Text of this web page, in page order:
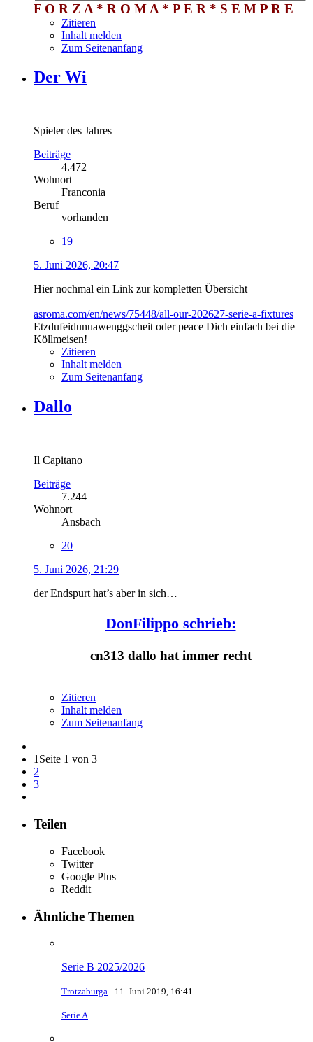
F O R Z A * R O M A * P E R * S E M P R E
Zitieren
Inhalt melden
Zum Seitenanfang
Der Wi
Spieler des Jahres
Beiträge
4.472
Wohnort
Franconia
Beruf
vorhanden
19
5. Juni 2026, 20:47
Hier nochmal ein Link zur kompletten Übersicht
asroma.com/en/news/75448/all-our-202627-serie-a-fixtures
Etzdufeidunuawenggscheit oder peace Dich einfach bei die
Köllmeisen!
Zitieren
Inhalt melden
Zum Seitenanfang
Dallo
Il Capitano
Beiträge
7.244
Wohnort
Ansbach
20
5. Juni 2026, 21:29
der Endspurt hat’s aber in sich…
DonFilippo schrieb:
cn313dallo hat immer recht
Zitieren
Inhalt melden
Zum Seitenanfang
1Seite 1 von 3
2
3
Teilen
Facebook
Twitter
Google Plus
Reddit
Ähnliche Themen
Serie B 2025/2026
Trotzaburga - 11. Juni 2019, 16:41
Serie A